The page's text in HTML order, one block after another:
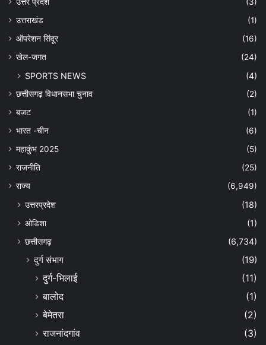
उत्तराखंड
(1)
ऑपरेशन सिंदूर
(16)
खेल-जगत
(24)
SPORTS NEWS (4)
छत्तीसगढ़ विधानसभा चुनाव
(2)
बजट
(1)
भारत -चीन
(6)
महाकुंभ 2025
(5)
राजनीति
(25)
राज्य
(6,949)
उत्तरप्रदेश
(18)
ओडिशा
(1)
छत्तीसगढ़
(6,734)
दुर्ग संभाग
(19)
दुर्ग-भिलाई
(11)
बालोद
(1)
बेमेतरा
(2)
राजनांदगांव
(3)